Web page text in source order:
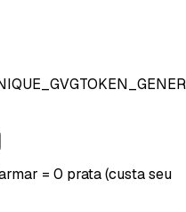
= 0 prata (custa seu